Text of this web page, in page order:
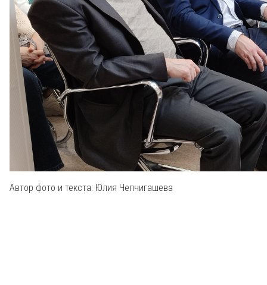
Автор фото и текста: Юлия Чепчигашева